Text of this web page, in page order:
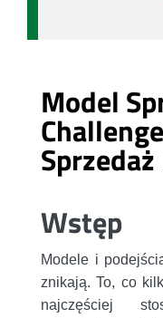
Model
Wstęp
Modele i
znikają. To, co
najczęściej